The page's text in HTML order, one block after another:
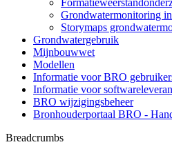
Grondwatermonitoring
Storymaps
Grondwatergebruik
Mijnbouwwet
Modellen
Informatie voor BRO
Informatie voor
BRO wijzigingsbeheer
Bronhouderportaal BRO -
Breadcrumbs